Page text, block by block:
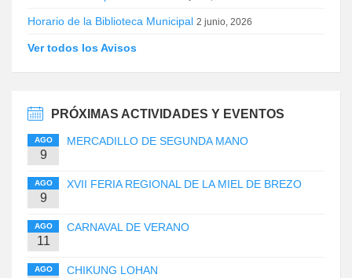
Horario de la Biblioteca Municipal 2 junio, 2026
Ver todos los Avisos
PRÓXIMAS ACTIVIDADES Y EVENTOS
AGO
9
MERCADILLO DE SEGUNDA MANO
AGO
9
XVII FERIA REGIONAL DE LA MIEL DE BREZO
AGO
11
CARNAVAL DE VERANO
AGO CHIKUNG LOHAN